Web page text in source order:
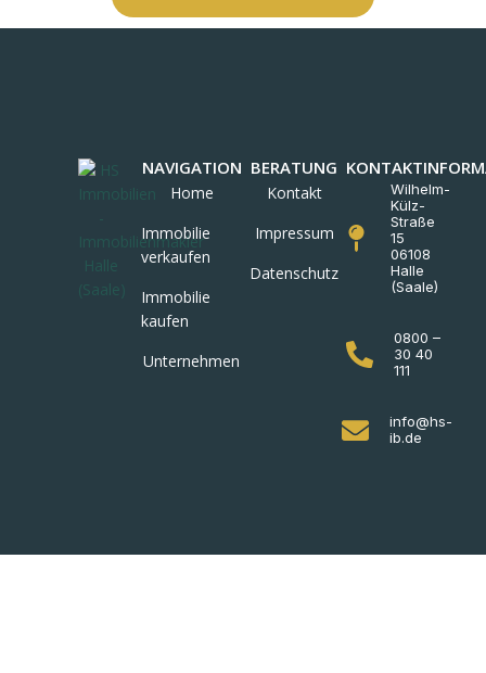
NAVIGATION
Home
Immobilie
verkaufen
Immobilie
kaufen
Unternehmen
BERATUNG
Kontakt
Impressum
Datenschutz
Wilhelm-
Külz-
Straße
15
06108
Halle
(Saale)
0800 –
30 40
111
info@hs-
ib.de